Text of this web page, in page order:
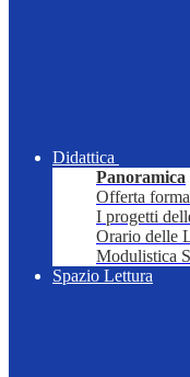
Didattica
Panoramica
Offerta
I progetti
Orario delle
Modulistica
Spazio Lettura